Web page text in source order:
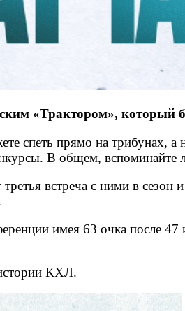
«Трактором», который
спеть прямо на трибунах,
В общем,
встреча с ними в
имея 63 очка после
КХЛ.